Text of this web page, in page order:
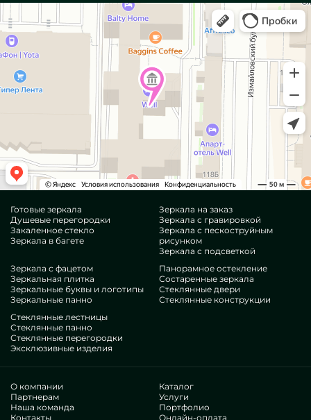
Готовые зеркала
Душевые перегородки
Закаленное стекло
Зеркала в багете
Зеркала на заказ
Зеркала с гравировкой
Зеркала с пескоструйным
рисунком
Зеркала с подсветкой
Зеркала с фацетом
Зеркальная плитка
Зеркальные буквы и логотипы
Зеркальные панно
Панорамное остекление
Состаренные зеркала
Стеклянные двери
Стеклянные конструкции
Стеклянные лестницы
Стеклянные панно
Стеклянные перегородки
Эксклюзивные изделия
О компании
Партнерам
Наша команда
Контакты
Каталог
Услуги
Портфолио
Онлайн-оплата